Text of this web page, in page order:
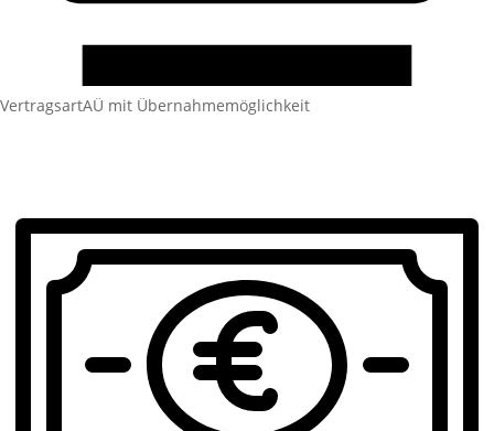
VertragsartAÜ mit Übernahmemöglichkeit